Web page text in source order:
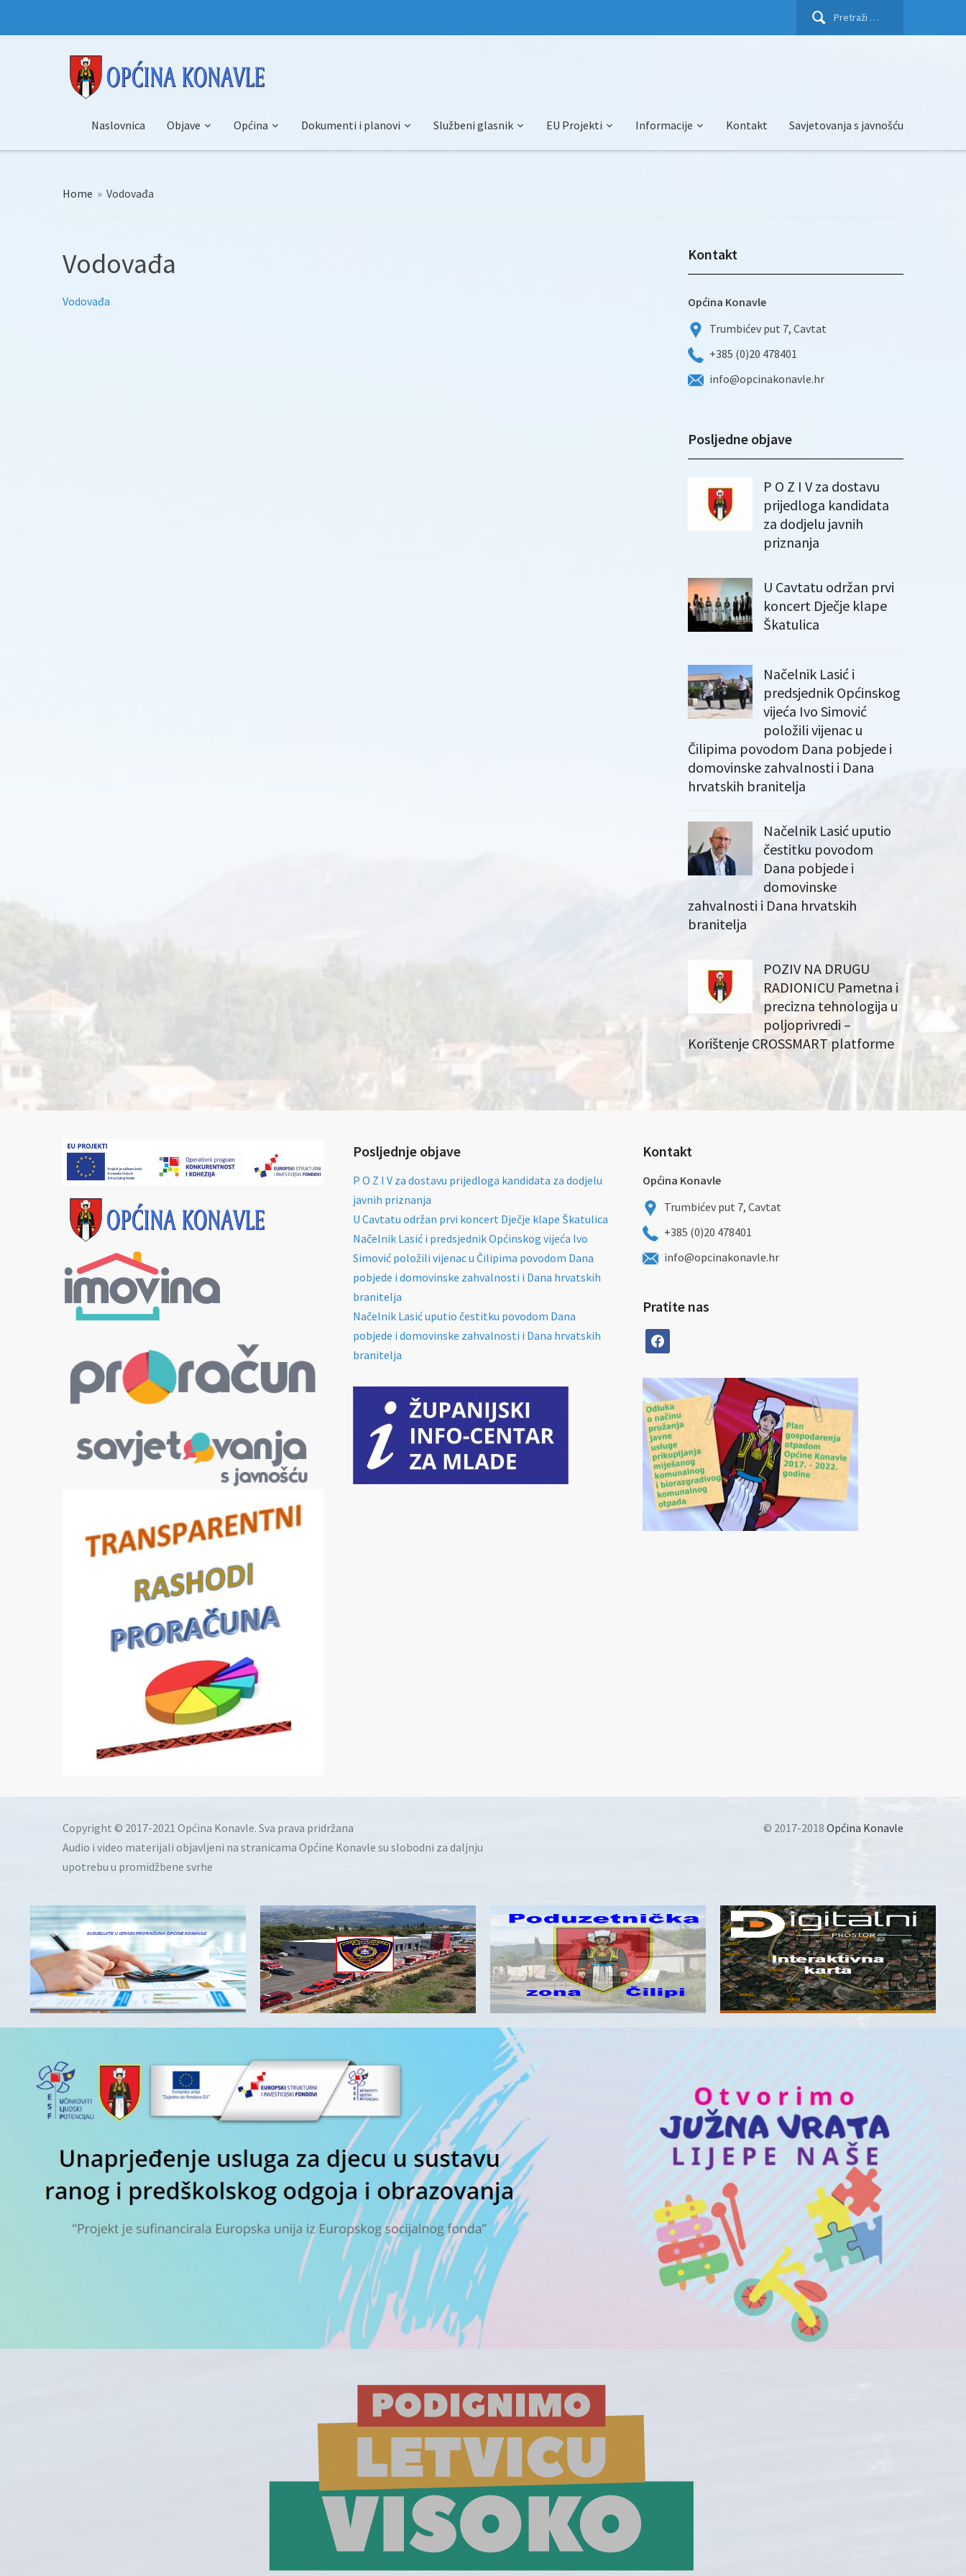
Pretraži:
Naslovnica Objave Općina Dokumenti i planovi Službeni glasnik EU Projekti Informacije Kontakt Savjetovanja s javnošću
Home » Vodovađa
Vodovađa
Vodovađa
Kontakt
Općina Konavle
Trumbićev put 7, Cavtat
+385 (0)20 478401
info@opcinakonavle.hr
Posljedne objave
P O Z I V za dostavu
prijedloga kandidata
za dodjelu javnih
priznanja
U Cavtatu održan prvi
koncert Dječje klape
Škatulica
Načelnik Lasić i
predsjednik Općinskog
vijeća Ivo Simović
položili vijenac u
Čilipima povodom Dana pobjede i
domovinske zahvalnosti i Dana
hrvatskih branitelja
Načelnik Lasić uputio
čestitku povodom
Dana pobjede i
domovinske
zahvalnosti i Dana hrvatskih
branitelja
POZIV NA DRUGU
RADIONICU Pametna i
precizna tehnologija u
poljoprivredi –
Korištenje CROSSMART platforme
Posljednje objave
P O Z I V za dostavu prijedloga kandidata za dodjelu
javnih priznanja
U Cavtatu održan prvi koncert Dječje klape Škatulica
Načelnik Lasić i predsjednik Općinskog vijeća Ivo
Simović položili vijenac u Čilipima povodom Dana
pobjede i domovinske zahvalnosti i Dana hrvatskih
branitelja
Načelnik Lasić uputio čestitku povodom Dana
pobjede i domovinske zahvalnosti i Dana hrvatskih
branitelja
Kontakt
Općina Konavle
Trumbićev put 7, Cavtat
+385 (0)20 478401
info@opcinakonavle.hr
Pratite nas
facebook
Copyright © 2017-2021 Općina Konavle. Sva prava pridržana
Audio i video materijali objavljeni na stranicama Općine Konavle su slobodni za daljnju
upotrebu u promidžbene svrhe
© 2017-2018 Općina Konavle